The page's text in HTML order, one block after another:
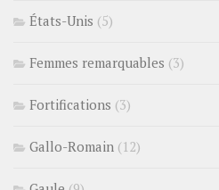
États-Unis (5)
Femmes remarquables (3)
Fortifications (3)
Gallo-Romain (12)